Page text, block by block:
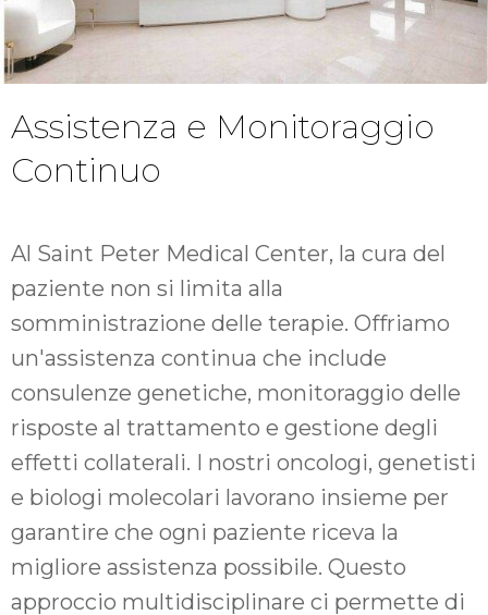
Assistenza e Monitoraggio
Continuo
Al Saint Peter Medical Center, la cura del
paziente non si limita alla
somministrazione delle terapie. Offriamo
un'assistenza continua che include
consulenze genetiche, monitoraggio delle
risposte al trattamento e gestione degli
effetti collaterali. I nostri oncologi, genetisti
e biologi molecolari lavorano insieme per
garantire che ogni paziente riceva la
migliore assistenza possibile. Questo
approccio multidisciplinare ci permette di